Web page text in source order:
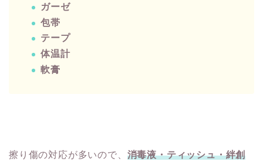
ガーゼ
包帯
テープ
体温計
軟膏
擦り傷の対応が多いので、 消毒液・ティッシュ・絆創